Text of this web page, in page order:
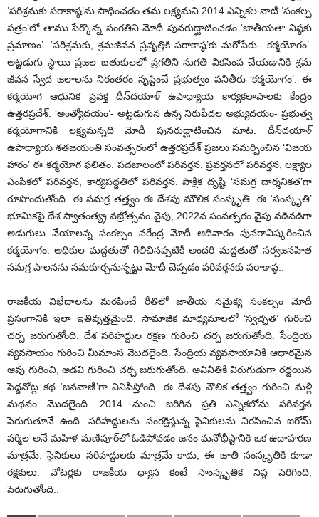
‘పరిశ్రమకు పరాకాష్ఠ’ను సాధించడం తమ లక్ష్యమని 2014 ఎన్నికల నాటి ‘సంకల్ప
పత్రం’లో తాము పేర్కొన్న సంగతిని మోదీ పునరుద్ఘాటించడం ‘జాతీయతా నిష్ఠకు
ప్రమాణం’. ‘పరిశ్రమకు, శ్రమజీవన ప్రవృత్తికి పరాకాష్ఠ’కు మరోపేరు- ‘కర్మయోగం’.
అట్టడుగు స్థాయి ప్రజల బతుకులలో ప్రగతిని సుగతి వికసింప చేయడానికి శ్రమ
జీవన స్వేద జలాలను నిరంతరం సృష్టించే ప్రభుత్వం పనితీరు ‘కర్మయోగం’. ఈ
కర్మయోగ ఆధునిక ప్రవక్త దీన్‌దయాళ్ ఉపాధ్యాయ కార్యకలాపాలకు కేంద్రం
ఉత్తరప్రదేశ్. ‘అంత్యోదయం’- అట్టడుగున ఉన్న నిరుపేదల అభ్యుదయం- ప్రభుత్వ
కర్మయోగానికి లక్ష్యమన్నది మోదీ పునరుద్ఘాటించిన మాట. దీన్‌దయాళ్
ఉపాధ్యాయ శతజయంతి సంవత్సరంలో ఉత్తరప్రదేశ్ ప్రజలు సమర్పించిన ‘విజయ
హారం’ ఈ కర్మయోగ ఫలితం. పదజాలంలో పరివర్తన, ప్రవర్తనలో పరివర్తన, లక్ష్యాల
ఎంపికలో పరివర్తన, కార్యపద్ధతిలో పరివర్తన. పాక్షిక దృష్టి ‘సమగ్ర దార్శనికత’గా
రూపొందుతోంది. ఈ సమగ్ర తత్త్వం ఈ దేశపు మౌలిక సంస్కృతి. ఈ ‘సంస్కృతి’
భూమికపై దేశ స్వాతంత్య్ర వజ్రోత్సవం వైపు, 2022వ సంవత్సరం వైపు వడివడిగా
అడుగులు వేయాలన్న సంకల్పం నరేంద్ర మోదీ ఆదివారం పునరావిష్కరించిన
కర్మయోగం. అధికుల మద్దతుతో గెలిచినప్పటికీ అందరి మద్దతుతో సర్వజనహిత
సమగ్ర పాలనను సమకూర్చనున్నట్టు మోదీ చెప్పడం పరివర్తనకు పరాకాష్ఠ..
రాజకీయ విభేదాలను మరపించే రీతిలో జాతీయ సమైక్య సంకల్పం మోదీ
ప్రసంగానికి ఇలా ఇతివృత్తమైంది. సామాజిక మాధ్యమాలలో ‘స్వచ్ఛత’ గురించి
చర్చ జరుగుతోంది. దేశ సరిహద్దుల రక్షణ గురించి చర్చ జరుగుతోంది. సేంద్రియ
వ్యవసాయం గురించి మీమాంస మొదలైంది. సేంద్రియ వ్యవసాయానికి ఆధారమైన
ఆవు గురించి, అడవి గురించి చర్చ జరుగుతోంది. అవినీతికి విరుగుడుగా రద్దయిన
పెద్దనోట్ల కథ ‘జనవాణి’గా వినిపిస్తోంది. ఈ దేశపు వౌలిక తత్త్వం గురించి మళ్లీ
మథనం మొదలైంది. 2014 నుంచి జరిగిన ప్రతి ఎన్నికలోను పరివర్తన
పెరుగుతూనే ఉంది. సరిహద్దులను సంరక్షిస్తున్న సైనికులను నిరసించిన ఐరోమ్
షర్మిల అనే మహిళ మణిపూర్‌లో ఓడిపోవడం జనం మనోభీష్టానికి ఒక ఉదాహరణ
మాత్రమే. సైనికులు సరిహద్దులకు మాత్రమే కాదు, ఈ జాతి సంస్కృతికి కూడా
రక్షకులు. వోటర్లకు రాజకీయ ధ్యాస కంటే సాంస్కృతిక నిష్ఠ పెరిగింది,
పెరుగుతోంది..